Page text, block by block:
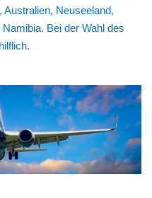
Australien, Neuseeland,
Bei der Wahl des